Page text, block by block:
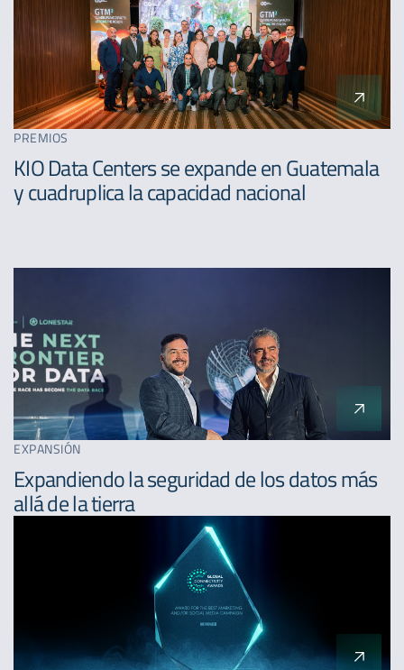
PREMIOS
KIO Data Centers se expande en Guatemala
y cuadruplica la capacidad nacional
EXPANSIÓN
Expandiendo la seguridad de los datos más
allá de la tierra